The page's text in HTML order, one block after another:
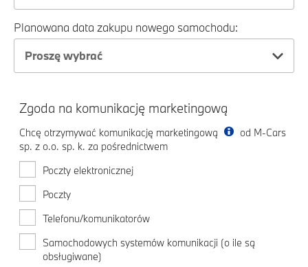
Planowana data zakupu nowego samochodu:
Proszę wybrać
Zgoda na komunikację marketingową
Chcę otrzymywać komunikację marketingową
od M-Cars
sp. z o.o. sp. k. za pośrednictwem
Poczty elektronicznej
Poczty
Telefonu/komunikatorów
Samochodowych systemów komunikacji (o ile są
obsługiwane)